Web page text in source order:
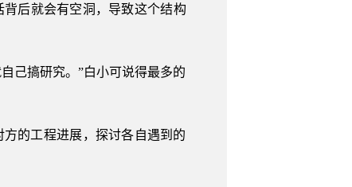
后就会有空洞，导致这个结构
己搞研究。”白小可说得最多的
的工程进展，探讨各自遇到的